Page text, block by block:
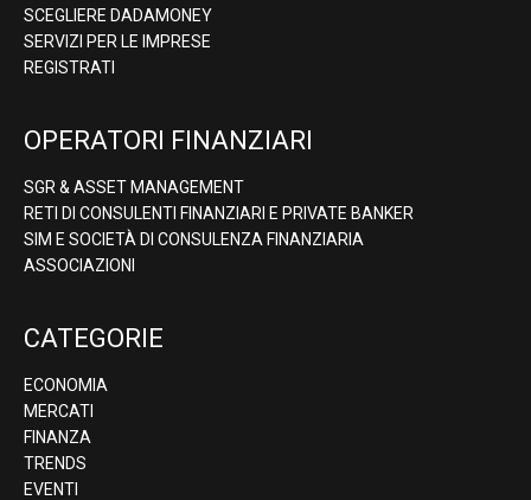
SCEGLIERE DADAMONEY
SERVIZI PER LE IMPRESE
REGISTRATI
OPERATORI FINANZIARI
SGR & ASSET MANAGEMENT
RETI DI CONSULENTI FINANZIARI E PRIVATE BANKER
SIM E SOCIETÀ DI CONSULENZA FINANZIARIA
ASSOCIAZIONI
CATEGORIE
ECONOMIA
MERCATI
FINANZA
TRENDS
EVENTI